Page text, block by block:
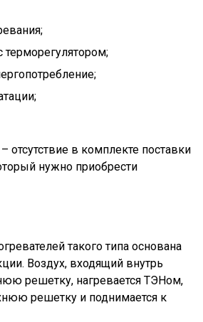
терморегулятором;
отсутствие в комплекте поставки
нужно приобрести
такого типа основана
Воздух, входящий внутрь
решетку, нагревается ТЭНом,
решетку и поднимается к